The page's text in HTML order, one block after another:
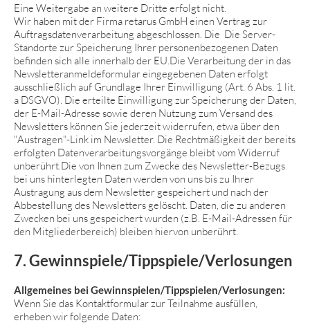
Eine Weitergabe an weitere Dritte erfolgt nicht.
Wir haben mit der Firma retarus GmbH einen Vertrag zur
Auftragsdatenverarbeitung abgeschlossen. Die Die Server-
Standorte zur Speicherung Ihrer personenbezogenen Daten
befinden sich alle innerhalb der EU.Die Verarbeitung der in das
Newsletteranmeldeformular eingegebenen Daten erfolgt
ausschließlich auf Grundlage Ihrer Einwilligung (Art. 6 Abs. 1 lit.
a DSGVO). Die erteilte Einwilligung zur Speicherung der Daten,
der E-Mail-Adresse sowie deren Nutzung zum Versand des
Newsletters können Sie jederzeit widerrufen, etwa über den
"Austragen"-Link im Newsletter. Die Rechtmäßigkeit der bereits
erfolgten Datenverarbeitungsvorgänge bleibt vom Widerruf
unberührt.Die von Ihnen zum Zwecke des Newsletter-Bezugs
bei uns hinterlegten Daten werden von uns bis zu Ihrer
Austragung aus dem Newsletter gespeichert und nach der
Abbestellung des Newsletters gelöscht. Daten, die zu anderen
Zwecken bei uns gespeichert wurden (z.B. E-Mail-Adressen für
den Mitgliederbereich) bleiben hiervon unberührt.
7. Gewinnspiele/Tippspiele/Verlosungen
Allgemeines bei Gewinnspielen/Tippspielen/Verlosungen:
Wenn Sie das Kontaktformular zur Teilnahme ausfüllen,
erheben wir folgende Daten: